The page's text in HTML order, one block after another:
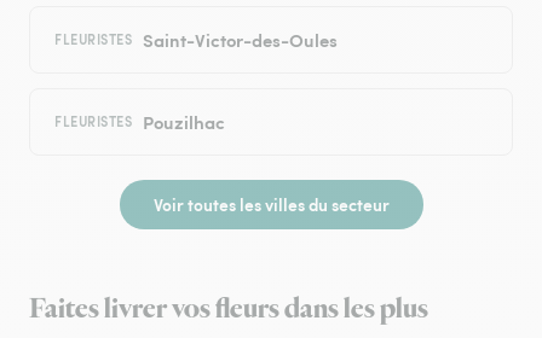
FLEURISTES Saint-Victor-des-Oules
FLEURISTES Pouzilhac
Voir toutes les villes du secteur
Faites livrer vos fleurs dans les plus